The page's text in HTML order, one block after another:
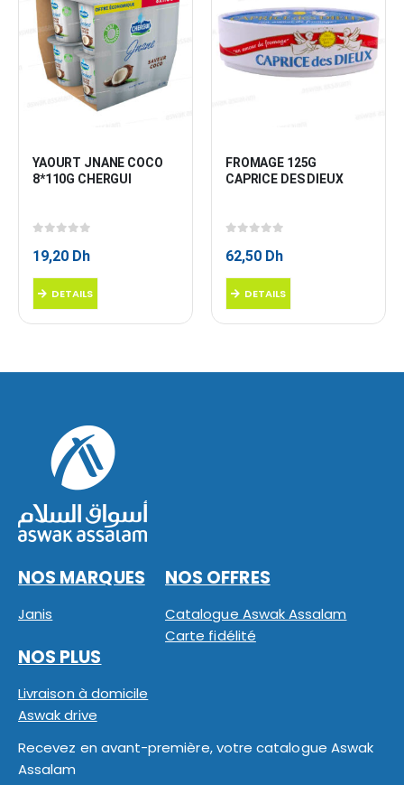
YAOURT JNANE COCO
8*110G CHERGUI
19,20 Dh
DETAILS
FROMAGE 125G
CAPRICE DES DIEUX
62,50 Dh
DETAILS
NOS MARQUES
Janis
NOS OFFRES
Catalogue Aswak Assalam
Carte fidélité
NOS PLUS
Livraison à domicile
Aswak drive
Recevez en avant-première, votre catalogue Aswak
Assalam